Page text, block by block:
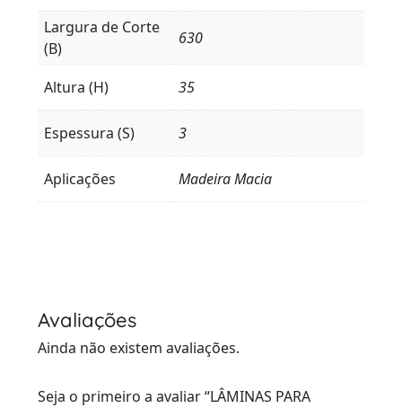
Largura de Corte
(B)
630
Altura (H) 35
Espessura (S) 3
Aplicações Madeira Macia
Avaliações
Ainda não existem avaliações.
Seja o primeiro a avaliar “LÂMINAS PARA